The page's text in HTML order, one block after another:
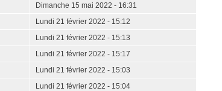
Dimanche 15 mai 2022 - 16:31
Lundi 21 février 2022 - 15:12
Lundi 21 février 2022 - 15:13
Lundi 21 février 2022 - 15:17
Lundi 21 février 2022 - 15:03
Lundi 21 février 2022 - 15:04